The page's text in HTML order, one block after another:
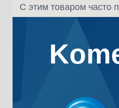
С этим товаром часто